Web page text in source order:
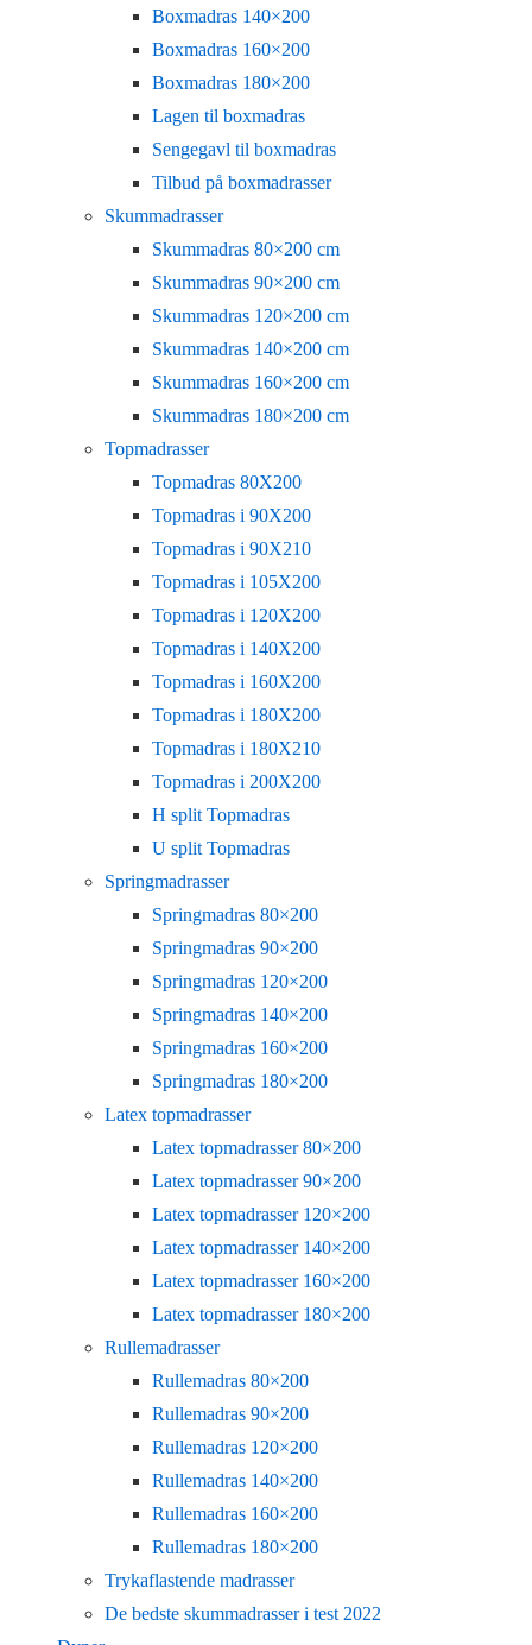
Boxmadras 140×200
Boxmadras 160×200
Boxmadras 180×200
Lagen til boxmadras
Sengegavl til boxmadras
Tilbud på boxmadrasser
Skummadrasser
Skummadras 80×200 cm
Skummadras 90×200 cm
Skummadras 120×200 cm
Skummadras 140×200 cm
Skummadras 160×200 cm
Skummadras 180×200 cm
Topmadrasser
Topmadras 80X200
Topmadras i 90X200
Topmadras i 90X210
Topmadras i 105X200
Topmadras i 120X200
Topmadras i 140X200
Topmadras i 160X200
Topmadras i 180X200
Topmadras i 180X210
Topmadras i 200X200
H split Topmadras
U split Topmadras
Springmadrasser
Springmadras 80×200
Springmadras 90×200
Springmadras 120×200
Springmadras 140×200
Springmadras 160×200
Springmadras 180×200
Latex topmadrasser
Latex topmadrasser 80×200
Latex topmadrasser 90×200
Latex topmadrasser 120×200
Latex topmadrasser 140×200
Latex topmadrasser 160×200
Latex topmadrasser 180×200
Rullemadrasser
Rullemadras 80×200
Rullemadras 90×200
Rullemadras 120×200
Rullemadras 140×200
Rullemadras 160×200
Rullemadras 180×200
Trykaflastende madrasser
De bedste skummadrasser i test 2022